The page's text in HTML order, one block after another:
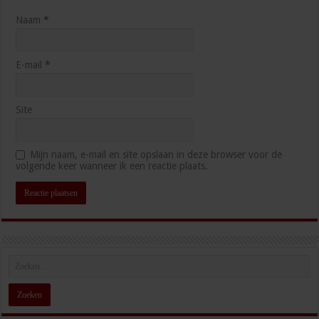
Naam *
E-mail *
Site
Mijn naam, e-mail en site opslaan in deze browser voor de
volgende keer wanneer ik een reactie plaats.